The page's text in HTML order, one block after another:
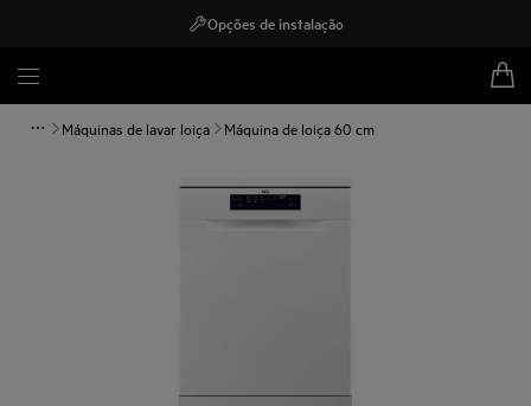
Opções de instalação
Máquinas de lavar loiça Máquina de loiça 60 cm